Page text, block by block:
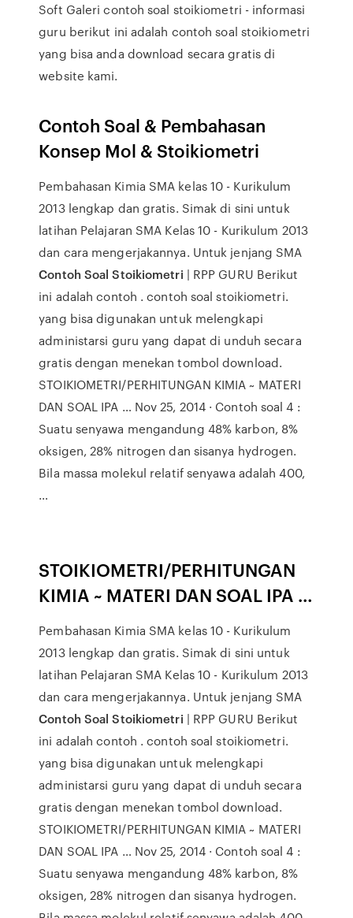
Soft Galeri contoh soal stoikiometri - informasi
guru berikut ini adalah contoh soal stoikiometri
yang bisa anda download secara gratis di
website kami.
Contoh Soal & Pembahasan
Konsep Mol & Stoikiometri
Pembahasan Kimia SMA kelas 10 - Kurikulum
2013 lengkap dan gratis. Simak di sini untuk
latihan Pelajaran SMA Kelas 10 - Kurikulum 2013
dan cara mengerjakannya. Untuk jenjang SMA
Contoh Soal Stoikiometri | RPP GURU Berikut
ini adalah contoh . contoh soal stoikiometri.
yang bisa digunakan untuk melengkapi
administarsi guru yang dapat di unduh secara
gratis dengan menekan tombol download.
STOIKIOMETRI/PERHITUNGAN KIMIA ~ MATERI
DAN SOAL IPA … Nov 25, 2014 · Contoh soal 4 :
Suatu senyawa mengandung 48% karbon, 8%
oksigen, 28% nitrogen dan sisanya hydrogen.
Bila massa molekul relatif senyawa adalah 400,
…
STOIKIOMETRI/PERHITUNGAN
KIMIA ~ MATERI DAN SOAL IPA …
Pembahasan Kimia SMA kelas 10 - Kurikulum
2013 lengkap dan gratis. Simak di sini untuk
latihan Pelajaran SMA Kelas 10 - Kurikulum 2013
dan cara mengerjakannya. Untuk jenjang SMA
Contoh Soal Stoikiometri | RPP GURU Berikut
ini adalah contoh . contoh soal stoikiometri.
yang bisa digunakan untuk melengkapi
administarsi guru yang dapat di unduh secara
gratis dengan menekan tombol download.
STOIKIOMETRI/PERHITUNGAN KIMIA ~ MATERI
DAN SOAL IPA … Nov 25, 2014 · Contoh soal 4 :
Suatu senyawa mengandung 48% karbon, 8%
oksigen, 28% nitrogen dan sisanya hydrogen.